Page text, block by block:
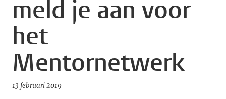
meld je aan voor
het
Mentornetwerk
13 februari 2019